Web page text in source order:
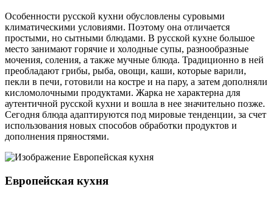
Особенности русской кухни обусловлены суровыми
климатическими условиями. Поэтому она отличается
простыми, но сытными блюдами. В русской кухне большое
место занимают горячие и холодные супы, разнообразные
мочения, соления, а также мучные блюда. Традиционно в ней
преобладают грибы, рыба, овощи, каши, которые варили,
пекли в печи, готовили на костре и на пару, а затем дополняли
кисломолочными продуктами. Жарка не характерна для
аутентичной русской кухни и вошла в нее значительно позже.
Сегодня блюда адаптируются под мировые тенденции, за счет
использования новых способов обработки продуктов и
дополнения пряностями.
Европейская кухня